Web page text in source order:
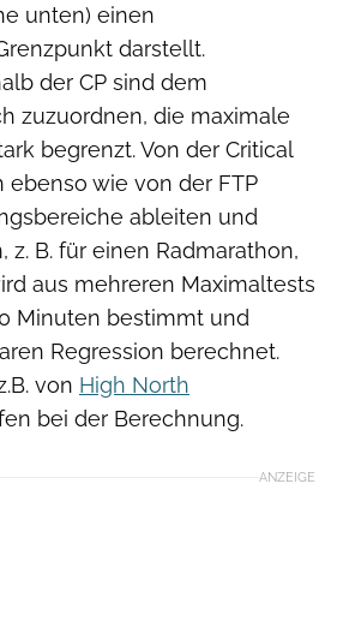
unten) einen
darstellt.
der CP sind dem
zuzuordnen, die maximale
begrenzt. Von der Critical
ebenso wie von der FTP
ableiten und
z. B. für einen Radmarathon,
aus mehreren Maximaltests
Minuten bestimmt und
Regression berechnet.
von High North
bei der Berechnung.
ANZEIGE